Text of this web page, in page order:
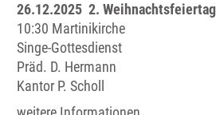
26.12.2025 2. Weihnachtsfeiertag
10:30 Martinikirche
Singe-Gottesdienst
Präd. D. Hermann
Kantor P. Scholl